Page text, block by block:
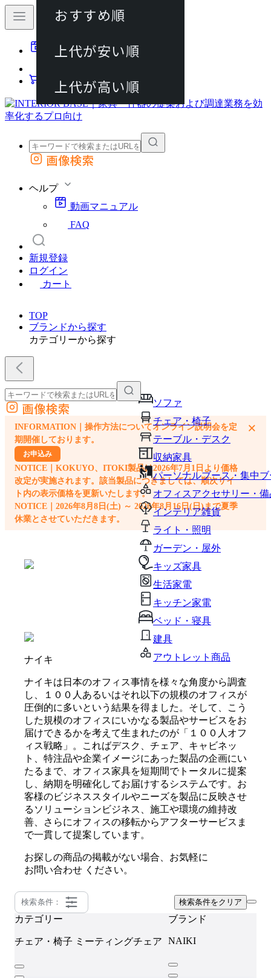
動画マニュアル
カート
外部サイトの商品をカートに追加
画像検索
ヘルプ
動画マニュアル
FAQ
新規登録
ログイン
カート
TOP
ブランドから探す
カテゴリーから探す
ソファ
チェア・椅子
テーブル・デスク
収納家具
パーソナルブース・集中
オフィスアクセサリー・備
インテリア雑貨
ライト・照明
ガーデン・屋外
キッズ家具
生活家電
キッチン家電
ベッド・寝具
建具
アウトレット商品
外部サイトの商品をカートに追加
他のサイトで見つけた商品ページのURLを貼り付けて、カートに追加できます
画像検索
INFORMATION｜操作方法についてオンライン説明会を定
期開催しております。
お申込み
NOTICE｜KOKUYO、ITOKI製品は2026年7月1日より価格
改定が実施されます。該当製品につきましては、順次サイ
ト内の表示価格を更新いたします。
NOTICE｜2026年8月8日(土) ～ 2026年8月16日(日)まで夏季
休業とさせていただきます。
×
ナイキ
ナイキは日本のオフィス事情を様々な角度から調査
し、１００人あるいはそれ以下の規模のオフィスが
圧倒的に多いという結果を得ました。そして、こう
した規模のオフィスにいかなる製品やサービスをお
届けできるかを考えて生まれたのが「１００人オフ
ィス戦略」。こればデスク、チェア、キャビネッ
ト、特注品や企業イメージにあった製品の企画にい
たるまで、オフィス家具を短期間でトータルに提案
し、納期を明確化してお届けするシステムです。お
客様のビジネススタイルやニーズを製品に反映させ
るソリューションビジネス、施工や環境の維持改
善、さらにオフィスの移転からアフターサービスま
で一貫して提案しています。
お探しの商品の掲載がない場合、お気軽に
お問い合わせ ください。
検索条件： 検索条件をクリア
カテゴリー
チェア・椅子 ミーティングチェア
ブランド
NAIKI
おすすめ順
上代が安い順
上代が高い順